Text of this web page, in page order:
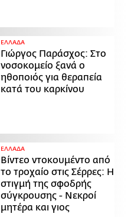
ΕΛΛΑΔΑ
Γιώργος Παράσχος: Στο
νοσοκομείο ξανά ο
ηθοποιός για θεραπεία
κατά του καρκίνου
ΕΛΛΑΔΑ
Βίντεο ντοκουμέντο από
το τροχαίο στις Σέρρες: Η
στιγμή της σφοδρής
σύγκρουσης - Νεκροί
μητέρα και γιος